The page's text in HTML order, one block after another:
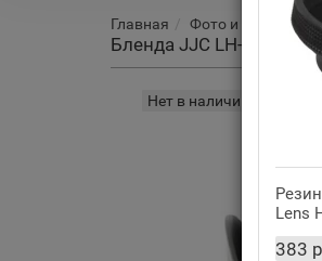
Главная Фото и видео
Бленда JJC LH-87W для
Нет в наличии
Lens
383